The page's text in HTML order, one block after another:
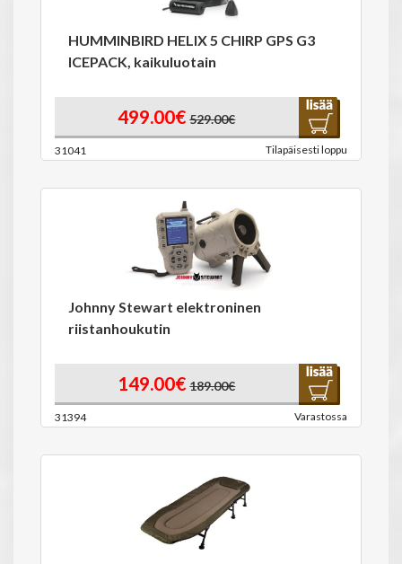
HUMMINBIRD HELIX 5 CHIRP GPS G3
ICEPACK, kaikuluotain
499.00€ 529.00€
31041 Tilapäisesti loppu
Johnny Stewart elektroninen
riistanhoukutin
149.00€ 189.00€
31394 Varastossa